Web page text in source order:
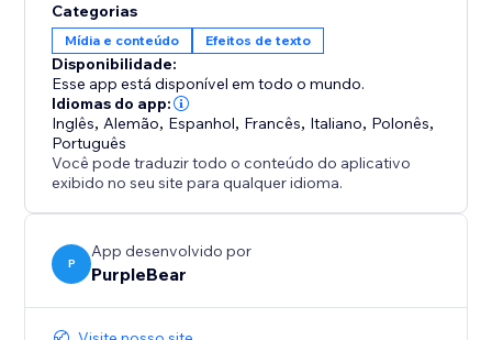
tipografia, fortalecer a identidade da sua marca e
fazer com que cada elemento da sua loja tenha um
visual verdadeiramente alinhado com a sua marca.
Categorias
Mídia e conteúdo Efeitos de texto
Disponibilidade:
Esse app está disponível em todo o mundo.
Idiomas do app:
Inglês, Alemão, Espanhol, Francês, Italiano, Polonês,
Português
Você pode traduzir todo o conteúdo do aplicativo
exibido no seu site para qualquer idioma.
P
App desenvolvido por
PurpleBear